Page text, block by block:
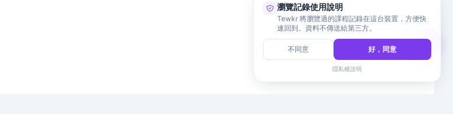
瀏覽記錄使用說明
Tewkr 將瀏覽過的課程記錄在這台裝置，方便快
速回到。資料不傳送給第三方。
不同意 好，同意
隱私權說明